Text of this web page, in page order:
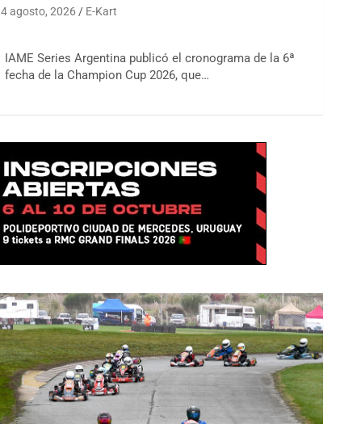
4 agosto, 2026 E-Kart
IAME Series Argentina publicó el cronograma de la 6ª
fecha de la Champion Cup 2026, que…